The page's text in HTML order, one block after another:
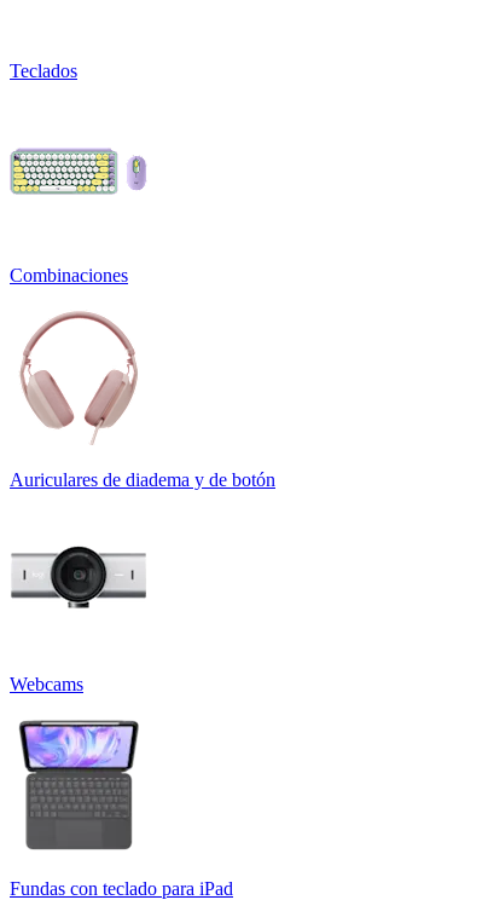
Teclados
Combinaciones
Auriculares de diadema y de botón
Webcams
Fundas con teclado para iPad